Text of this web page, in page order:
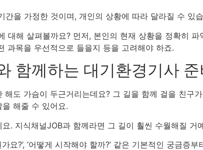
간을 가정한 것이며, 개인의 상황에 따라 달라질 수 있
대해 살펴볼까요? 먼저, 본인의 현재 상황을 정확히
과목을 우선적으로 들을지 등을 고려해야 하죠.
함께하는 대기환경기사 준
해도 가슴이 두근거리는데요? 그 길을 함께 걸을 친구
해줄 수 있어요.
. 지식채널JOB과 함께라면 그 길이 훨씬 수월해질 거
요?’, ‘어떻게 시작해야 할까?’ 같은 기본적인 궁금증부